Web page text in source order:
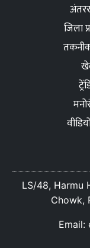
जिला
LS/48, Harmu
Chowk,
Email: